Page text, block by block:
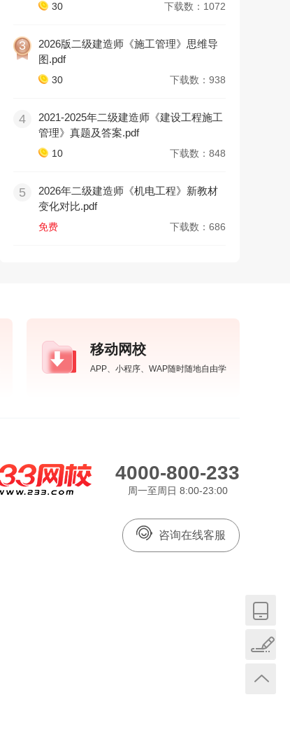
30 下载数：1072
3
2026版二级建造师《施工管理》思维导
图.pdf
30 下载数：938
4
2021-2025年二级建造师《建设工程施工
管理》真题及答案.pdf
10 下载数：848
5
2026年二级建造师《机电工程》新教材
变化对比.pdf
免费 下载数：686
移动网校
APP、小程序、WAP随时随地自由学
4000-800-233
周一至周日 8:00-23:00
咨询在线客服